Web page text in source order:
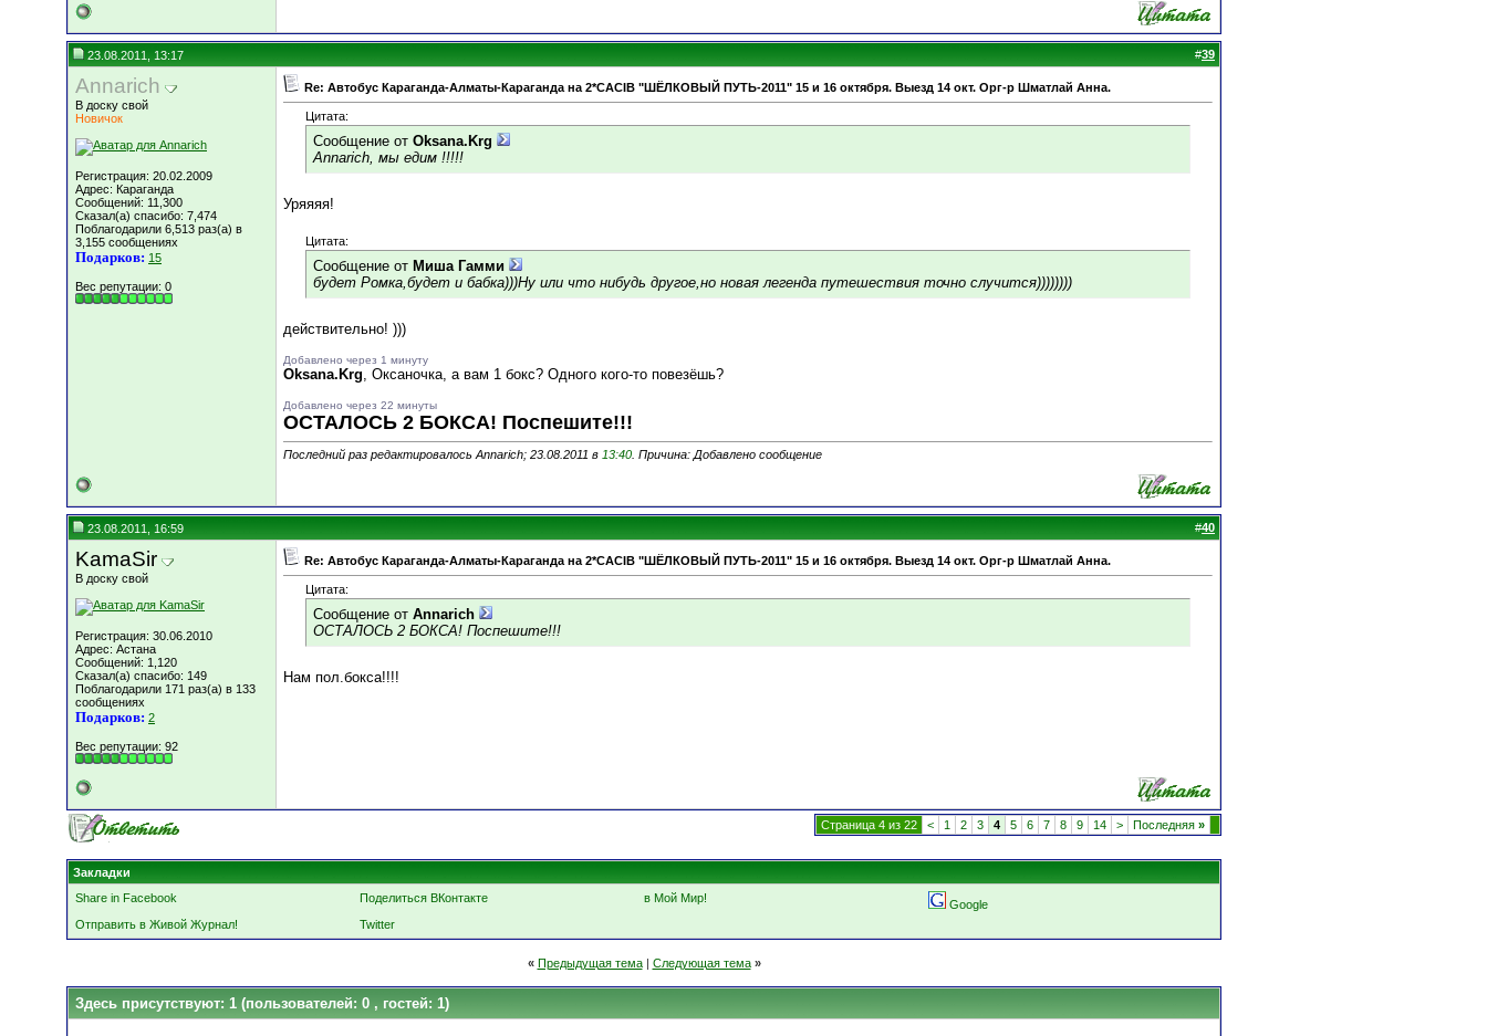
23.08.2011, 13:17 #39
Annarich
В доску свой
Новичок
Регистрация: 20.02.2009
Адрес: Караганда
Сообщений: 11,300
Сказал(а) спасибо: 7,474
Поблагодарили 6,513 раз(а) в
3,155 сообщениях
Подарков: 15
Вес репутации: 0
Re: Автобус Караганда-Алматы-Караганда на 2*CACIB "ШЁЛКОВЫЙ ПУТЬ-2011" 15 и 16 октября. Выезд 14 окт. Орг-р Шматлай Анна.
Цитата:
Сообщение от Oksana.Krg
Annarich, мы едим !!!!!
Уряяяя!
Цитата:
Сообщение от Миша Гамми
будет Ромка,будет и бабка)))Ну или что нибудь другое,но новая легенда путешествия точно случится))))))))
действительно! )))
Добавлено через 1 минуту
Oksana.Krg, Оксаночка, а вам 1 бокс? Одного кого-то повезёшь?
Добавлено через 22 минуты
ОСТАЛОСЬ 2 БОКСА! Поспешите!!!
Последний раз редактировалось Annarich; 23.08.2011 в 13:40 . Причина: Добавлено сообщение
23.08.2011, 16:59 #40
KamaSir
В доску свой
Регистрация: 30.06.2010
Адрес: Астана
Сообщений: 1,120
Сказал(а) спасибо: 149
Поблагодарили 171 раз(а) в 133
сообщениях
Подарков: 2
Вес репутации: 92
Re: Автобус Караганда-Алматы-Караганда на 2*CACIB "ШЁЛКОВЫЙ ПУТЬ-2011" 15 и 16 октября. Выезд 14 окт. Орг-р Шматлай Анна.
Цитата:
Сообщение от Annarich
ОСТАЛОСЬ 2 БОКСА! Поспешите!!!
Нам пол.бокса!!!!
Страница 4 из 22 < 1 2 3 4 5 6 7 8 9 14 > Последняя »
Закладки
Share in Facebook
Поделиться ВКонтакте в Мой Мир!
Google
Отправить в Живой Журнал!
Twitter
« Предыдущая тема| Следующая тема »
Здесь присутствуют: 1 (пользователей: 0 , гостей: 1)